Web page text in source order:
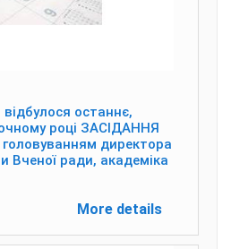
останнє,
році ЗАСІДАННЯ
директора
Вченої ради, академіка
More details